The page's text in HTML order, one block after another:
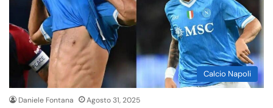
Calcio Napoli
Daniele Fontana Agosto 31, 2025